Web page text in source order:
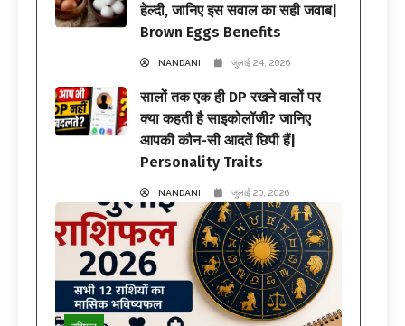
हेल्दी, जानिए इस सवाल का सही जवाब|
Brown Eggs Benefits
NANDANI जुलाई 24, 2026
सालों तक एक ही DP रखने वालों पर
क्या कहती है साइकोलॉजी? जानिए
आपकी कौन-सी आदतें छिपी हैं|
Personality Traits
NANDANI जुलाई 20, 2026